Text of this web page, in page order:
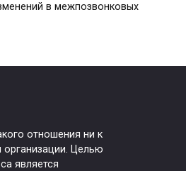
в межпозвонковых
отношения ни к
организации. Целью
является